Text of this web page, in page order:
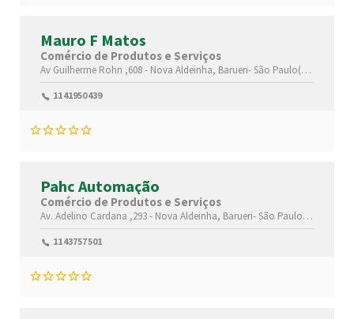
Mauro F Matos
Comércio de Produtos e Serviços
Av Guilherme Rohn ,608 - Nova Aldeinha, Barueri-São Paulo(SP)
1141950439
Pahc Automação
Comércio de Produtos e Serviços
Av. Adelino Cardana ,293 - Nova Aldeinha, Barueri-São Paulo(SP)
1143757501